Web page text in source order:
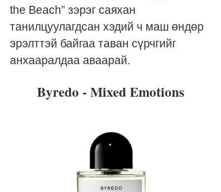
the Beach” зэрэг саяхан
танилцуулагдсан хэдий ч маш өндөр
эрэлттэй байгаа таван сүрчгийг
анхааралдаа аваарай.
Byredo - Mixed Emotions